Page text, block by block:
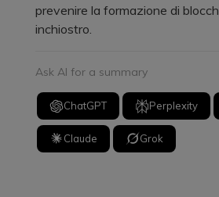
prevenire la formazione di
inchiostro.
Ask AI for a summary
ChatGPT Perplexity
Claude Grok